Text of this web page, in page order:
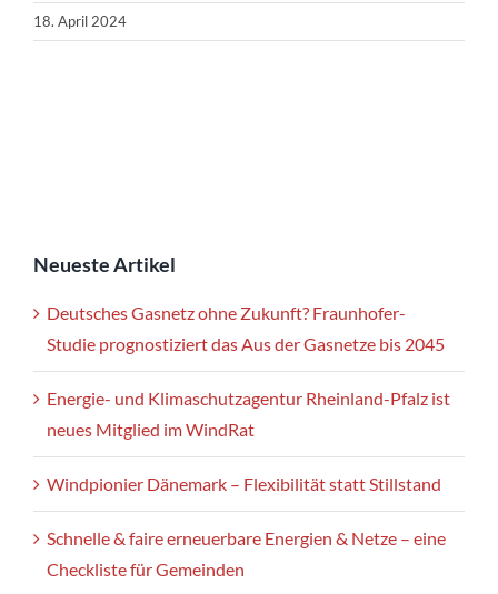
18. April 2024
Neueste Artikel
Deutsches Gasnetz ohne Zukunft? Fraunhofer-
Studie prognostiziert das Aus der Gasnetze bis 2045
Energie- und Klimaschutzagentur Rheinland-Pfalz ist
neues Mitglied im WindRat
Windpionier Dänemark – Flexibilität statt Stillstand
Schnelle & faire erneuerbare Energien & Netze – eine
Checkliste für Gemeinden